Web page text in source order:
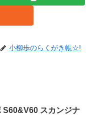
小柳歩のらくがき帳☆!
S60&V60 スカンジナ